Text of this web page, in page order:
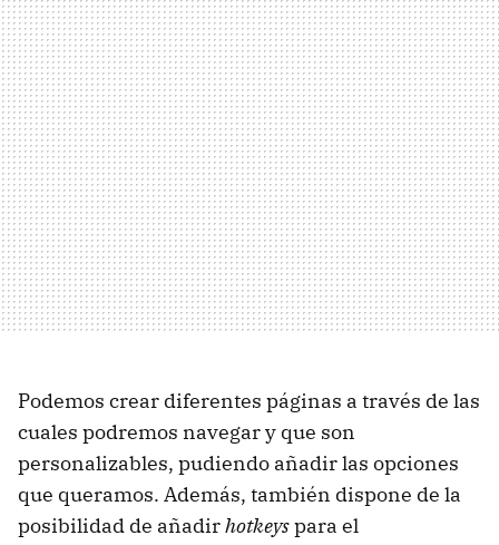
Podemos crear diferentes páginas a través de las
cuales podremos navegar y que son
personalizables, pudiendo añadir las opciones
que queramos. Además, también dispone de la
posibilidad de añadirhotkeyspara el